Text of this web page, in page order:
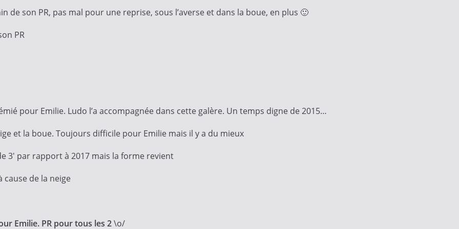
de son PR, pas mal pour une reprise, sous l’averse et dans la boue, en plus 🙂
PR
pour Emilie. Ludo l’a accompagnée dans cette galère. Un temps digne de 2015…
et la boue. Toujours difficile pour Emilie mais il y a du mieux
3′ par rapport à 2017 mais la forme revient
cause de la neige
Emilie. PR pour tous les 2\o/